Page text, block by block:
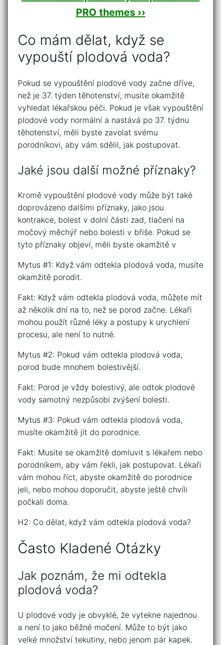
PRO themes ››
Co mám dělat, když se
vypouští plodová voda?
Pokud se vypouštění plodové vody začne dříve,
než je 37. týden těhotenství, musíte okamžitě
vyhledat lékařskou péči. Pokud je však vypouštění
plodové vody normální a nastává po 37. týdnu
těhotenství, měli byste zavolat svému
porodníkovi, aby vám sdělil, jak postupovat.
Jaké jsou další možné příznaky?
Kromě vypouštění plodové vody může být také
doprovázeno dalšími příznaky, jako jsou
kontrakce, bolest v dolní části zad, tlačení na
močový měchýř nebo bolesti v břiše. Pokud se
tyto příznaky objeví, měli byste okamžitě v
Mytus #1: Když vám odtekla plodová voda, musíte
okamžitě porodit.
Fakt: Když vám odtekla plodová voda, můžete mít
až několik dní na to, než se porod začne. Lékaři
mohou použít různé léky a postupy k urychlení
procesu, ale není to nutné.
Mytus #2: Pokud vám odtekla plodová voda,
porod bude mnohem bolestivější.
Fakt: Porod je vždy bolestivý, ale odtok plodové
vody samotný nezpůsobí zvýšení bolesti.
Mytus #3: Pokud vám odtekla plodová voda,
musíte okamžitě jít do porodnice.
Fakt: Musíte se okamžitě domluvit s lékařem nebo
porodníkem, aby vám řekli, jak postupovat. Lékaři
vám mohou říct, abyste okamžitě do porodnice
jeli, nebo mohou doporučit, abyste ještě chvíli
počkali doma.
H2: Co dělat, když vám odtekla plodová voda?
Často Kladené Otázky
Jak poznám, že mi odtekla
plodová voda?
U plodové vody je obvyklé, že vytekne najednou
a není to jako běžné močení. Může to být jako
velké množství tekutiny, nebo jenom pár kapek.